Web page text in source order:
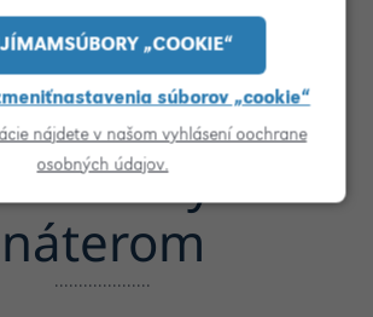
náterom
„COOKIE“
súborov „cookie“
nájdete v našom vyhlásení oochrane
osobných údajov.